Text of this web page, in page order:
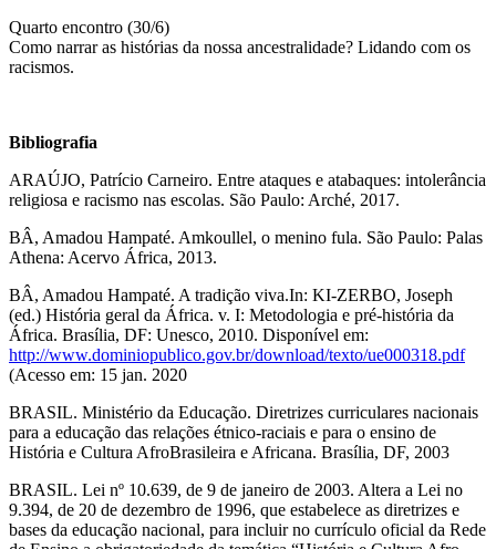
Quarto encontro (30/6)
Como narrar as histórias da nossa ancestralidade? Lidando com os
racismos.
Bibliografia
ARAÚJO, Patrício Carneiro. Entre ataques e atabaques: intolerância
religiosa e racismo nas escolas. São Paulo: Arché, 2017.
BÂ, Amadou Hampaté. Amkoullel, o menino fula. São Paulo: Palas
Athena: Acervo África, 2013.
BÂ, Amadou Hampaté. A tradição viva.In: KI-ZERBO, Joseph
(ed.) História geral da África. v. I: Metodologia e pré-história da
África. Brasília, DF: Unesco, 2010. Disponível em:
http://www.dominiopublico.gov.br/download/texto/ue000318.pdf
(Acesso em: 15 jan. 2020
BRASIL. Ministério da Educação. Diretrizes curriculares nacionais
para a educação das relações étnico-raciais e para o ensino de
História e Cultura AfroBrasileira e Africana. Brasília, DF, 2003
BRASIL. Lei nº 10.639, de 9 de janeiro de 2003. Altera a Lei no
9.394, de 20 de dezembro de 1996, que estabelece as diretrizes e
bases da educação nacional, para incluir no currículo oficial da Rede